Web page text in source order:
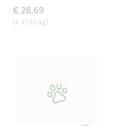
€ 28,69
(€ 47,82/kg)